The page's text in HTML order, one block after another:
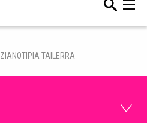
ZIANOTIPIA TAILERRA